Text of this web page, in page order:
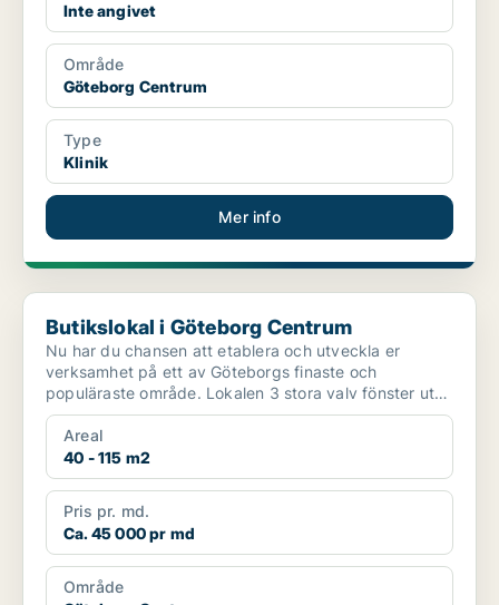
Inte angivet
Område
Göteborg Centrum
Type
Klinik
Mer info
Butikslokal i Göteborg Centrum
Butikslokal i Göteborg Centrum
Nu har du chansen att etablera och utveckla er
verksamhet på ett av Göteborgs finaste och
populäraste område. Lokalen 3 stora valv fönster ut
mot gatan, lash...
Areal
40 - 115 m2
Pris pr. md.
Ca. 45 000 pr md
Område